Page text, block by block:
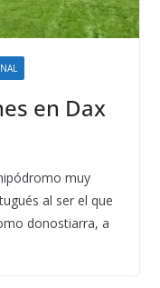
en Dax
muy
al ser el que
donostiarra, a